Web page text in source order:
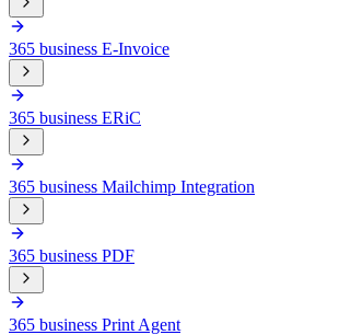
365 business E-Invoice
365 business ERiC
365 business Mailchimp Integration
365 business PDF
365 business Print Agent